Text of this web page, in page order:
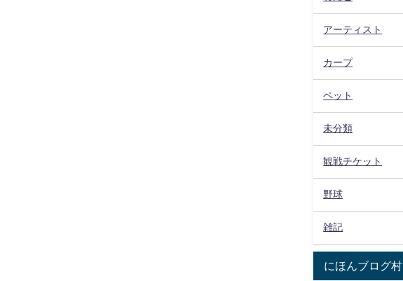
アーティスト
カープ
ペット
未分類
観戦チケット
野球
雑記
にほんブログ村